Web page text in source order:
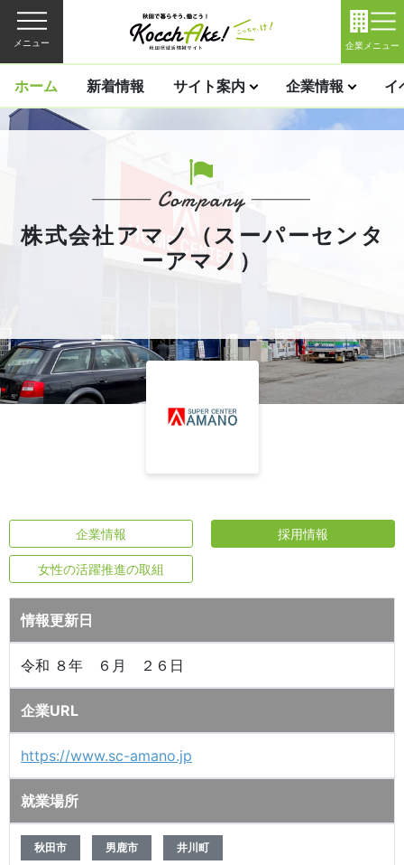
メニュー 企業メニュー
ホーム 新着情報 サイト案内 企業情報 イ
株式会社アマノ（スーパーセンタ
ーアマノ）
企業情報 採用情報
女性の活躍推進の取組
情報更新日
令和 ８年 ６月 ２６日
企業URL
https://www.sc-amano.jp
就業場所
秋田市 男鹿市 井川町